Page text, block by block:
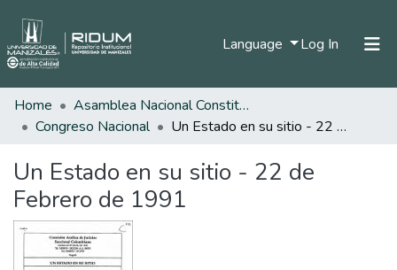
Language Log In (current)
All of DSpace
Home
Asamblea Nacional Constituyente
Congreso Nacional
Un Estado en su sitio - 22 de Febrero de 1991
Un Estado en su sitio - 22 de
Febrero de 1991